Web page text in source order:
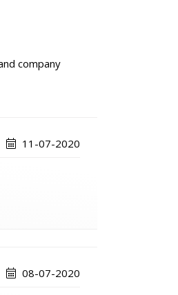
company
11-07-2020
08-07-2020